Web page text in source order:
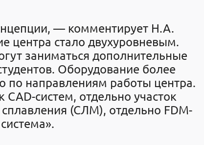
— комментирует Н.А.
центра стало двухуровневым.
заниматься дополнительные
Оборудование более
по направлениям работы центра.
CAD-систем, отдельно участок
сплавления (СЛМ), отдельно FDM-
система».